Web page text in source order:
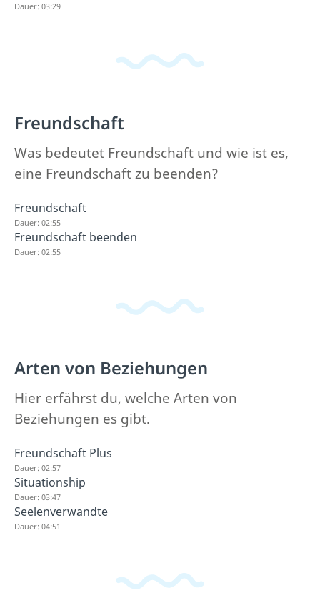
Dauer: 03:29
Freundschaft
Was bedeutet Freundschaft und wie ist es,
eine Freundschaft zu beenden?
Freundschaft
Dauer: 02:55
Freundschaft beenden
Dauer: 02:55
Arten von Beziehungen
Hier erfährst du, welche Arten von
Beziehungen es gibt.
Freundschaft Plus
Dauer: 02:57
Situationship
Dauer: 03:47
Seelenverwandte
Dauer: 04:51